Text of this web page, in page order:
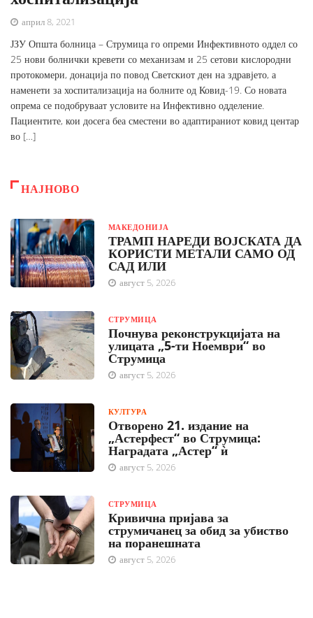
април 8, 2021
ЈЗУ Општа болница – Струмица го опреми Инфективното оддел со
25 нови болнички кревети со механизам и 25 сетови кислородни
протокомери, донација по повод Светскиот ден на здравјето, а
наменети за хоспитализација на болните од Ковид-19. Со новата
опрема се подобруваат условите на Инфективно одделение.
Пациентите, кои досега беа сместени во адаптираниот ковид центар
во […]
НАЈНОВО
МАКЕДОНИЈА
ТРАМП НАРЕДИ ВОЈСКАТА ДА
КОРИСТИ МЕТАЛИ САМО ОД
САД ИЛИ
август 5, 2026
СТРУМИЦА
Почнува реконструкцијата на
улицата „5-ти Ноември“ во
Струмица
август 5, 2026
КУЛТУРА
Отворено 21. издание на
„Астерфест“ во Струмица:
Наградата „Астер“ ѝ
август 5, 2026
СТРУМИЦА
Кривична пријава за
струмичанец за обид за убиство
на поранешната
август 5, 2026